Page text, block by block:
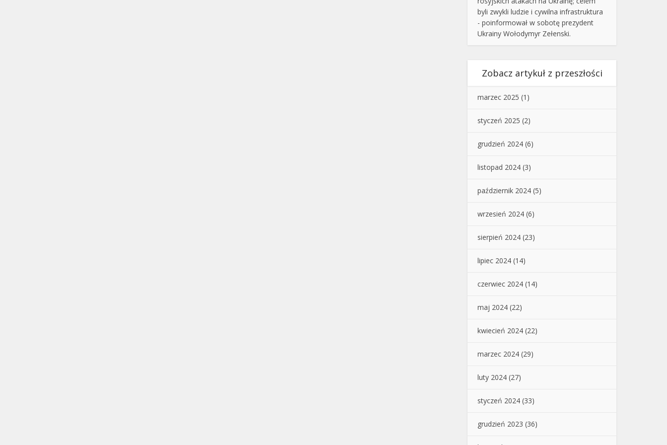
byli zwykli ludzie i cywilna infrastruktura
- poinformował w sobotę prezydent
Ukrainy Wołodymyr Zełenski.
Zobacz artykuł z przeszłości
marzec 2025 (1)
styczeń 2025 (2)
grudzień 2024 (6)
listopad 2024 (3)
październik 2024 (5)
wrzesień 2024 (6)
sierpień 2024 (23)
lipiec 2024 (14)
czerwiec 2024 (14)
maj 2024 (22)
kwiecień 2024 (22)
marzec 2024 (29)
luty 2024 (27)
styczeń 2024 (33)
grudzień 2023 (36)